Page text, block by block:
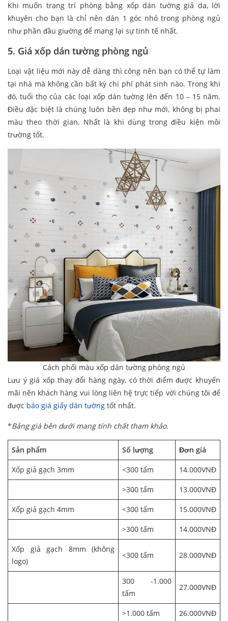
Khi muốn trang trí phòng bằng xốp dán tường giả da, lời
khuyên cho bạn là chỉ nên dán 1 góc nhỏ trong phòng ngủ
như phần đầu giường để mang lại sự tinh tế nhất.
5. Giá xốp dán tường phòng ngủ
Loại vật liệu mới này dễ dàng thì công nên bạn có thể tự làm
tại nhà mà không cần bất kỳ chi phí phát sinh nào. Trong khi
đó, tuổi thọ của các loại xốp dán tường lên đến 10 – 15 năm.
Điều đặc biệt là chúng luôn bền đẹp như mới, không bị phai
màu theo thời gian. Nhất là khi dùng trong điều kiện môi
trường tốt.
Cách phối màu xốp dán tường phòng ngủ
Lưu ý giá xốp thay đổi hàng ngày, có thời điểm được khuyến
mãi nên khách hàng vui lòng liên hệ trực tiếp với chúng tôi để
được báo giá giấy dán tường tốt nhất.
*Bảng giá bên dưới mang tính chất tham khảo.
Sản phẩm Số lượng Đơn giá
Xốp giả gạch 3mm <300 tấm 14.000VNĐ
>300 tấm 13.000VNĐ
Xốp giả gạch 4mm <300 tấm 15.000VNĐ
>300 tấm 14.000VNĐ
Xốp giả gạch 8mm (không
logo)
<300 tấm 28.000VNĐ
300 -1.000
tấm
27.000VNĐ
>1.000 tấm 26.000VNĐ